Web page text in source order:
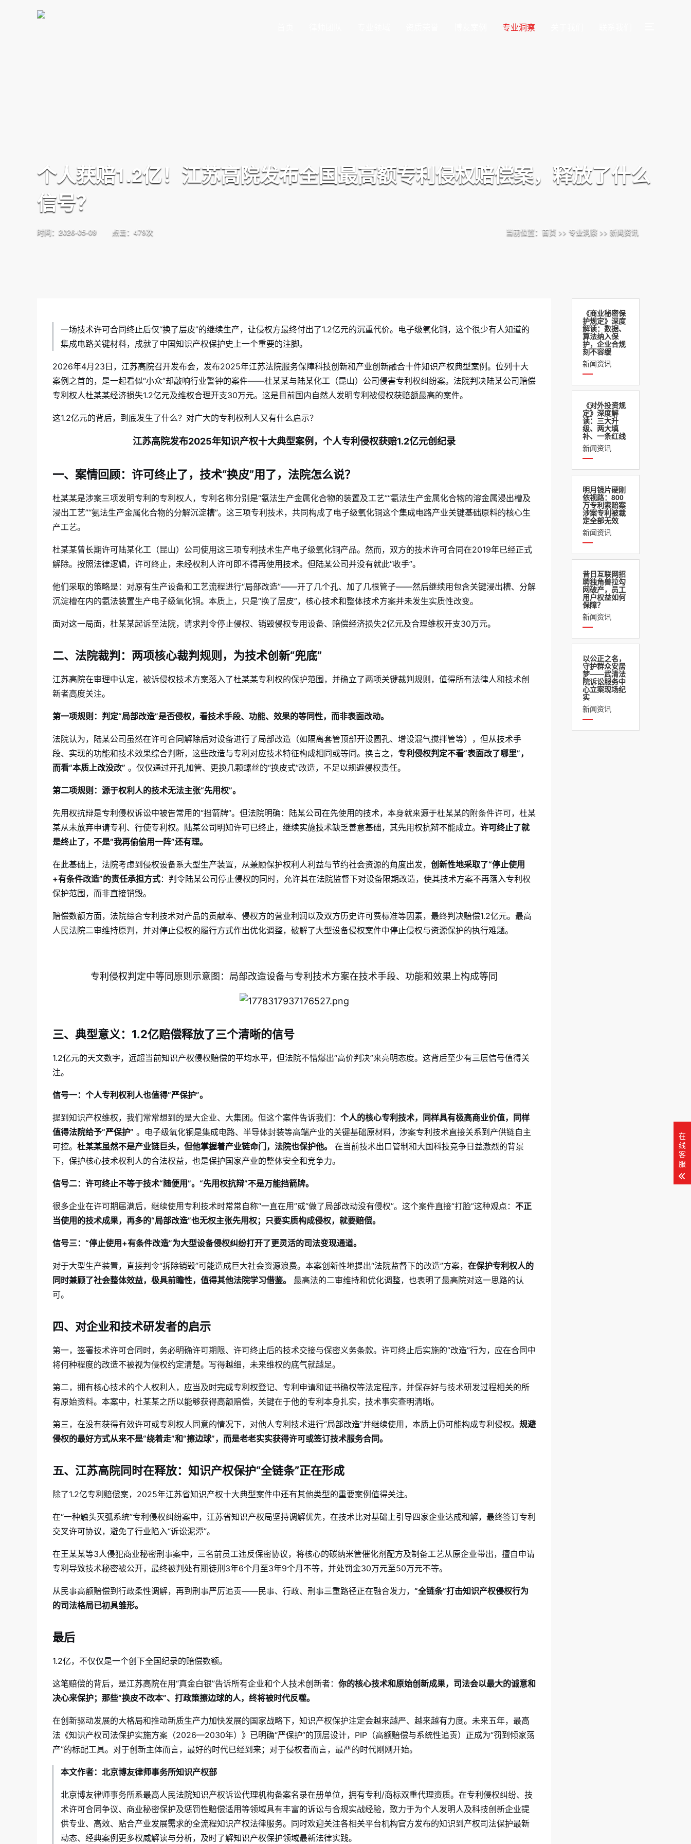
专业洞察
个人获赔1.2亿！江苏高院发布全国最高额专利侵权赔偿案，释放了什么
信号？
当前位置： 首页 >> 专业洞察 >> 新闻资讯
时间：2026-05-09 点击：479次
《商业秘密保
护规定》深度
解读：数据、
算法纳入保
护，企业合规
刻不容缓
新闻资讯
《对外投资规
定》深度解
读：三大升
级、两大填
补、一条红线
新闻资讯
明月镜片硬刚
依视路：800
万专利索赔案
涉案专利被裁
定全部无效
新闻资讯
昔日互联网招
聘独角兽拉勾
网破产，员工
用户权益如何
保障？
新闻资讯
以公正之名，
守护群众安居
梦——武清法
院诉讼服务中
心立案现场纪
实
新闻资讯
一场技术许可合同终止后仅“换了层皮”的继续生产，让侵权方最终付出了1.2亿元的沉重代价。电子级氧化铜，这个很少有人知道的
集成电路关键材料，成就了中国知识产权保护史上一个重要的注脚。
2026年4月23日，江苏高院召开发布会，发布2025年江苏法院服务保障科技创新和产业创新融合十件知识产权典型案例。位列十大
案例之首的，是一起看似“小众”却敲响行业警钟的案件——杜某某与陆某化工（昆山）公司侵害专利权纠纷案。法院判决陆某公司赔偿
专利权人杜某某经济损失1.2亿元及维权合理开支30万元。这是目前国内自然人发明专利被侵权获赔额最高的案件。
这1.2亿元的背后，到底发生了什么？对广大的专利权利人又有什么启示？
江苏高院发布2025年知识产权十大典型案例，个人专利侵权获赔1.2亿元创纪录
一、案情回顾：许可终止了，技术“换皮”用了，法院怎么说？
杜某某是涉案三项发明专利的专利权人，专利名称分别是“氨法生产金属化合物的装置及工艺”“氨法生产金属化合物的溶金属浸出槽及
浸出工艺”“氨法生产金属化合物的分解沉淀槽”。这三项专利技术，共同构成了电子级氧化铜这个集成电路产业关键基础原料的核心生
产工艺。
杜某某曾长期许可陆某化工（昆山）公司使用这三项专利技术生产电子级氧化铜产品。然而，双方的技术许可合同在2019年已经正式
解除。按照法律逻辑，许可终止，未经权利人许可即不得再使用技术。但陆某公司并没有就此“收手”。
他们采取的策略是：对原有生产设备和工艺流程进行“局部改造”——开了几个孔、加了几根管子——然后继续用包含关键浸出槽、分解
沉淀槽在内的氨法装置生产电子级氧化铜。本质上，只是“换了层皮”，核心技术和整体技术方案并未发生实质性改变。
面对这一局面，杜某某起诉至法院，请求判令停止侵权、销毁侵权专用设备、赔偿经济损失2亿元及合理维权开支30万元。
二、法院裁判：两项核心裁判规则，为技术创新“兜底”
江苏高院在审理中认定，被诉侵权技术方案落入了杜某某专利权的保护范围，并确立了两项关键裁判规则，值得所有法律人和技术创
新者高度关注。
第一项规则：判定“局部改造”是否侵权，看技术手段、功能、效果的等同性，而非表面改动。
法院认为，陆某公司虽然在许可合同解除后对设备进行了局部改造（如隔离套管顶部开设圆孔、增设混气搅拌管等），但从技术手
段、实现的功能和技术效果综合判断，这些改造与专利对应技术特征构成相同或等同。换言之， 专利侵权判定不看“表面改了哪里”，
而看“本质上改没改” 。仅仅通过开孔加管、更换几颗螺丝的“换皮式”改造，不足以规避侵权责任。
第二项规则：源于权利人的技术无法主张“先用权”。
先用权抗辩是专利侵权诉讼中被告常用的“挡箭牌”。但法院明确：陆某公司在先使用的技术，本身就来源于杜某某的附条件许可，杜某
某从未放弃申请专利、行使专利权。陆某公司明知许可已终止，继续实施技术缺乏善意基础，其先用权抗辩不能成立。 许可终止了就
是终止了，不是“我再偷偷用一阵”还有理。
在此基础上，法院考虑到侵权设备系大型生产装置，从兼顾保护权利人利益与节约社会资源的角度出发， 创新性地采取了“停止使用
+有条件改造”的责任承担方式：判令陆某公司停止侵权的同时，允许其在法院监督下对设备限期改造，使其技术方案不再落入专利权
保护范围，而非直接销毁。
赔偿数额方面，法院综合专利技术对产品的贡献率、侵权方的营业利润以及双方历史许可费标准等因素，最终判决赔偿1.2亿元。最高
人民法院二审维持原判，并对停止侵权的履行方式作出优化调整，破解了大型设备侵权案件中停止侵权与资源保护的执行难题。
专利侵权判定中等同原则示意图：局部改造设备与专利技术方案在技术手段、功能和效果上构成等同
三、典型意义：1.2亿赔偿释放了三个清晰的信号
1.2亿元的天文数字，远超当前知识产权侵权赔偿的平均水平，但法院不惜爆出“高价判决”来亮明态度。这背后至少有三层信号值得关
注。
信号一：个人专利权利人也值得“严保护”。
提到知识产权维权，我们常常想到的是大企业、大集团。但这个案件告诉我们： 个人的核心专利技术，同样具有极高商业价值，同样
值得法院给予“严保护” 。电子级氧化铜是集成电路、半导体封装等高端产业的关键基础原材料，涉案专利技术直接关系到产供链自主
可控。 杜某某虽然不是产业链巨头，但他掌握着产业链命门，法院也保护他。
在当前技术出口管制和大国科技竞争日益激烈的背景
下，保护核心技术权利人的合法权益，也是保护国家产业的整体安全和竞争力。
信号二：许可终止不等于技术“随便用”。“先用权抗辩”不是万能挡箭牌。
很多企业在许可期届满后，继续使用专利技术时常常自称“一直在用”或“做了局部改动没有侵权”。这个案件直接“打脸”这种观点： 不正
当使用的技术成果，再多的“局部改造”也无权主张先用权；只要实质构成侵权，就要赔偿。
信号三：“停止使用+有条件改造”为大型设备侵权纠纷打开了更灵活的司法变现通道。
对于大型生产装置，直接判令“拆除销毁”可能造成巨大社会资源浪费。本案创新性地提出“法院监督下的改造”方案， 在保护专利权人的
同时兼顾了社会整体效益，极具前瞻性，值得其他法院学习借鉴。
最高法的二审维持和优化调整，也表明了最高院对这一思路的认
可。
四、对企业和技术研发者的启示
第一，签署技术许可合同时，务必明确许可期限、许可终止后的技术交接与保密义务条款。许可终止后实施的“改造”行为，应在合同中
将何种程度的改造不被视为侵权约定清楚。写得越细，未来维权的底气就越足。
第二，拥有核心技术的个人权利人，应当及时完成专利权登记、专利申请和证书确权等法定程序，并保存好与技术研发过程相关的所
有原始资料。本案中，杜某某之所以能够获得高额赔偿，关键在于他的专利本身扎实，技术事实查明清晰。
第三，在没有获得有效许可或专利权人同意的情况下，对他人专利技术进行“局部改造”并继续使用，本质上仍可能构成专利侵权。 规避
侵权的最好方式从来不是“绕着走”和“擦边球”，而是老老实实获得许可或签订技术服务合同。
五、江苏高院同时在释放：知识产权保护“全链条”正在形成
除了1.2亿专利赔偿案，2025年江苏省知识产权十大典型案件中还有其他类型的重要案例值得关注。
在“一种触头灭弧系统”专利侵权纠纷案中，江苏省知识产权局坚持调解优先，在技术比对基础上引导四家企业达成和解，最终签订专利
交叉许可协议，避免了行业陷入“诉讼泥潭”。
在王某某等3人侵犯商业秘密刑事案中，三名前员工违反保密协议，将核心的碳纳米管催化剂配方及制备工艺从原企业带出，擅自申请
专利导致技术秘密被公开，最终被判处有期徒刑3年6个月至3年9个月不等，并处罚金30万元至50万元不等。
从民事高额赔偿到行政柔性调解，再到刑事严厉追责——民事、行政、刑事三重路径正在融合发力， “全链条”打击知识产权侵权行为
的司法格局已初具雏形。
最后
1.2亿，不仅仅是一个创下全国纪录的赔偿数额。
这笔赔偿的背后，是江苏高院在用“真金白银”告诉所有企业和个人技术创新者： 你的核心技术和原始创新成果，司法会以最大的诚意和
决心来保护；那些“换皮不改本”、打政策擦边球的人，终将被时代反噬。
在创新驱动发展的大格局和推动新质生产力加快发展的国家战略下，知识产权保护注定会越来越严、越来越有力度。未来五年，最高
法《知识产权司法保护实施方案（2026—2030年）》已明确“严保护”的顶层设计，PIP（高额赔偿与系统性追责）正成为“罚到倾家荡
产”的标配工具。 对于创新主体而言，最好的时代已经到来；对于侵权者而言，最严的时代刚刚开始。
本文作者：北京博友律师事务所知识产权部
北京博友律师事务所系最高人民法院知识产权诉讼代理机构备案名录在册单位，拥有专利/商标双重代理资质。在专利侵权纠纷、技
术许可合同争议、商业秘密保护及惩罚性赔偿适用等领域具有丰富的诉讼与合规实战经验，致力于为个人发明人及科技创新企业提
供专业、高效、贴合产业发展需求的全流程知识产权法律服务。同时欢迎关注各相关平台机构官方发布的知识到产权司法保护最新
动态、经典案例更多权威解读与分析，及时了解知识产权保护领域最新法律实践。
在
线
客
服